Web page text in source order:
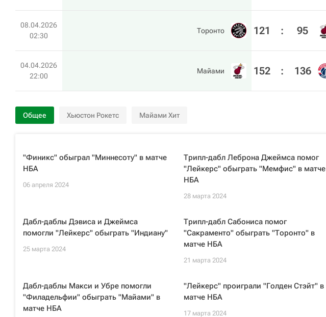
08.04.2026
02:30
Торонто 121 : 95
04.04.2026
22:00
Майами 152 : 136
Общее Хьюстон Рокетс Майами Хит
"Финикс" обыграл "Миннесоту" в матче
НБА
06 апреля 2024
Трипл-дабл Леброна Джеймса помог
"Лейкерс" обыграть "Мемфис" в матче
НБА
28 марта 2024
Дабл-даблы Дэвиса и Джеймса
помогли "Лейкерс" обыграть "Индиану"
25 марта 2024
Трипл-дабл Сабониса помог
"Сакраменто" обыграть "Торонто" в
матче НБА
21 марта 2024
Дабл-даблы Макси и Убре помогли
"Филадельфии" обыграть "Майами" в
матче НБА
"Лейкерс" проиграли "Голден Стэйт" в
матче НБА
17 марта 2024